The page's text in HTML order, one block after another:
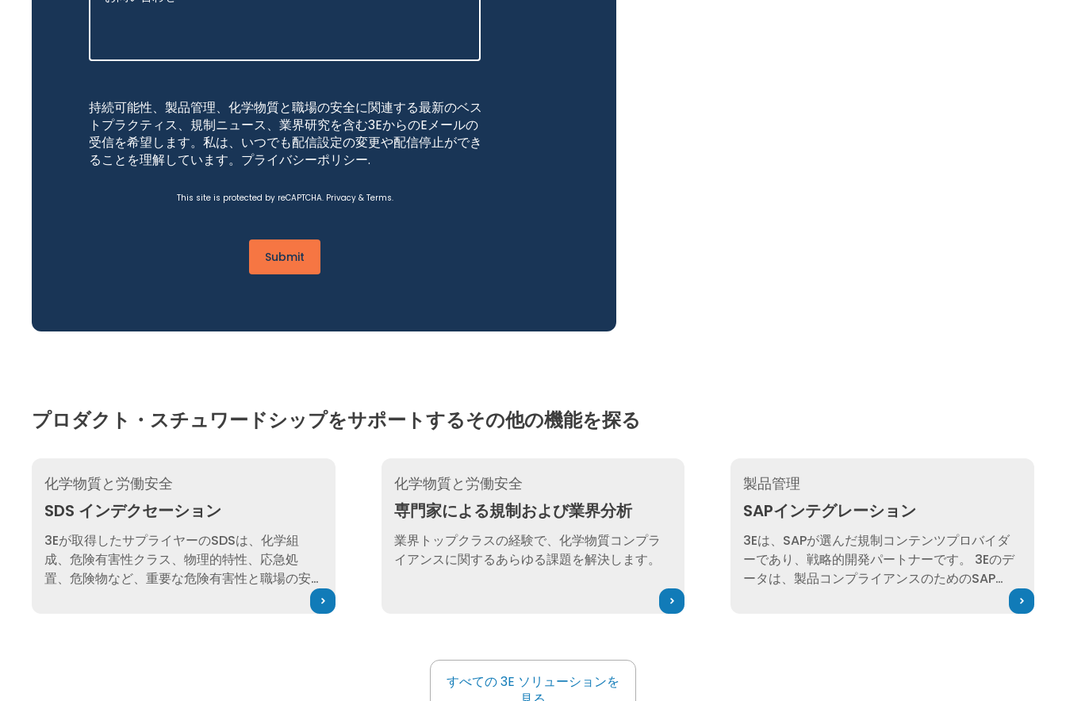
持続可能性、製品管理、化学物質と職場の安全に関連する最新のベス
トプラクティス、規制ニュース、業界研究を含む3EからのEメールの
受信を希望します。私は、いつでも配信設定の変更や配信停止ができ
ることを理解しています。 プライバシーポリシー.
This site is protected by reCAPTCHA. Privacy& Terms.
Submit
プロダクト・スチュワードシップをサポートするその他の機能を探る
化学物質と労働安全
SDS インデクセーション
3Eが取得したサプライヤーのSDSは、化学組
成、危険有害性クラス、物理的特性、応急処
置、危険物など、重要な危険有害性と職場の安
全性に関するデータに索引付けされています。
化学物質と労働安全
専門家による規制および業界分析
業界トップクラスの経験で、化学物質コンプラ
イアンスに関するあらゆる課題を解決します。
製品管理
SAPインテグレーション
3Eは、SAPが選んだ規制コンテンツプロバイダ
ーであり、戦略的開発パートナーです。 3Eのデ
ータは、製品コンプライアンスのためのSAP
EHSとS/4HANAのフルパワーを引き出し、SDS
すべての 3E ソリューションを
すべての 3E ソリューションを見る